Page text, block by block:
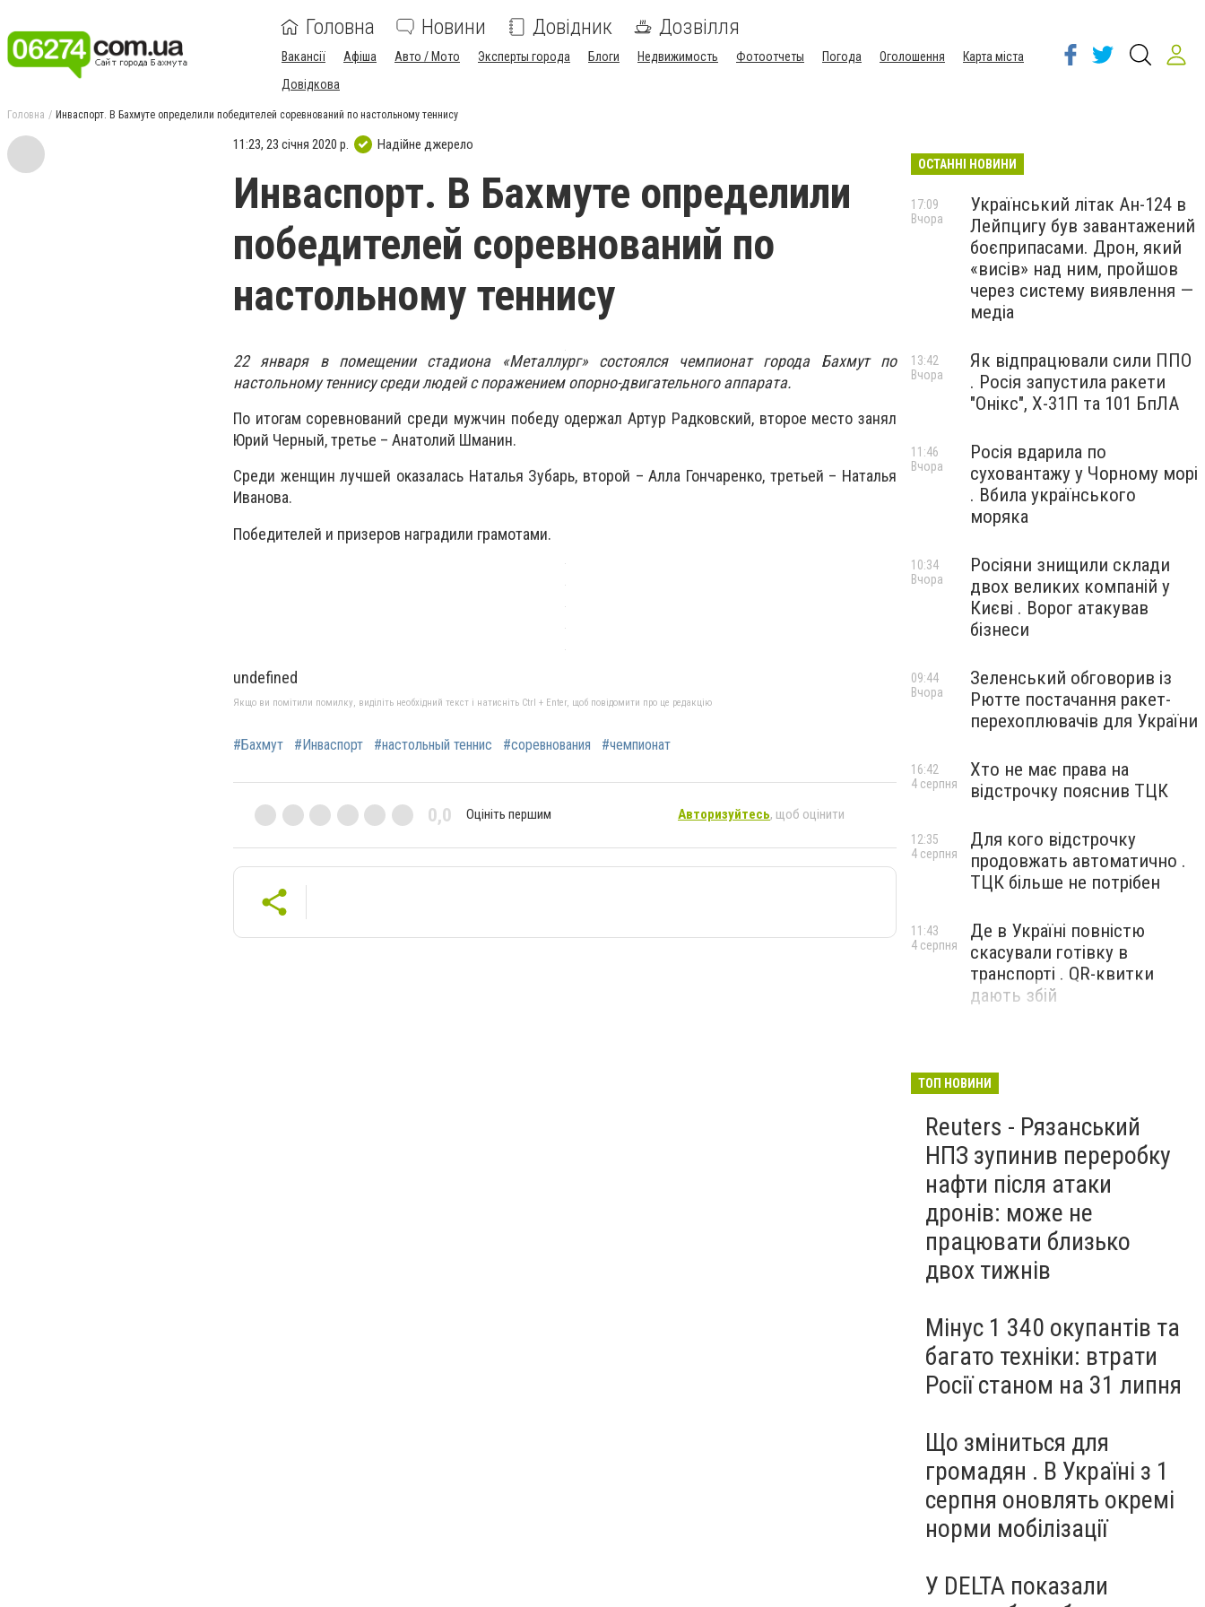
Головна Новини Довідник Дозвілля
Вакансії Афіша Авто / Мото Эксперты города Блоги Недвижимость Фотоотчеты Погода Оголошення
Карта міста
Довідкова
Головна Инваспорт. В Бахмуте определили победителей соревнований по настольному теннису
11:23, 23 січня 2020 р. Надійне джерело
Инваспорт. В Бахмуте определили
победителей соревнований по
настольному теннису
22 января в помещении стадиона «Металлург» состоялся чемпионат города Бахмут по
настольному теннису среди людей с поражением опорно-двигательного аппарата.
По итогам соревнований среди мужчин победу одержал Артур Радковский, второе место занял
Юрий Черный, третье – Анатолий Шманин.
Среди женщин лучшей оказалась Наталья Зубарь, второй – Алла Гончаренко, третьей – Наталья
Иванова.
Победителей и призеров наградили грамотами.
undefined
Якщо ви помітили помилку, виділіть необхідний текст і натисніть Ctrl + Enter, щоб повідомити про це редакцію
#Бахмут #Инваспорт #настольный теннис #соревнования #чемпионат
0,0 Оцініть першим Авторизуйтесь, щоб оцінити
ОСТАННІ НОВИНИ
Український літак Ан-124 в
Лейпцигу був завантажений
боєприпасами. Дрон, який
«висів» над ним, пройшов
через систему виявлення —
медіа
17:09
Вчора
Як відпрацювали сили ППО
. Росія запустила ракети
"Онікс", Х-31П та 101 БпЛА
13:42
Вчора
Росія вдарила по
суховантажу у Чорному морі
. Вбила українського
моряка
11:46
Вчора
Росіяни знищили склади
двох великих компаній у
Києві . Ворог атакував
бізнеси
10:34
Вчора
Зеленський обговорив із
Рютте постачання ракет-
перехоплювачів для України
09:44
Вчора
Хто не має права на
відстрочку пояснив ТЦК
16:42
4 серпня
Для кого відстрочку
продовжать автоматично .
ТЦК більше не потрібен
12:35
4 серпня
Де в Україні повністю
скасували готівку в
транспорті . QR-квитки
дають збій
11:43
4 серпня
ТОП НОВИНИ
Reuters - Рязанський
НПЗ зупинив переробку
нафти після атаки
дронів: може не
працювати близько
двох тижнів
Мінус 1 340 окупантів та
багато техніки: втрати
Росії станом на 31 липня
Що зміниться для
громадян . В Україні з 1
серпня оновлять окремі
норми мобілізації
У DELTA показали